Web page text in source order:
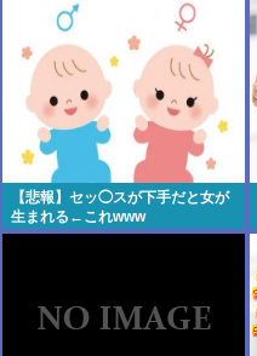
【悲報】セッ◯スが下手だと女が
生まれる←これwww